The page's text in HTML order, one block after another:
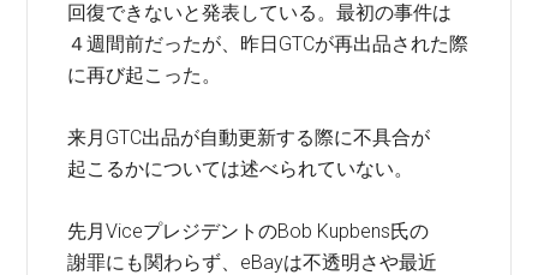
回復できないと発表している。最初の事件は
４週間前だったが、昨日GTCが再出品された際
に再び起こった。
来月GTC出品が自動更新する際に不具合が
起こるかについては述べられていない。
先月ViceプレジデントのBob Kupbens氏の
謝罪にも関わらず、eBayは不透明さや最近